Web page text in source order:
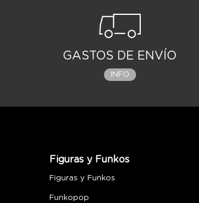
GASTOS DE ENVÍO
INFO
Figuras y Funkos
Figuras y Funkos
Funkopop